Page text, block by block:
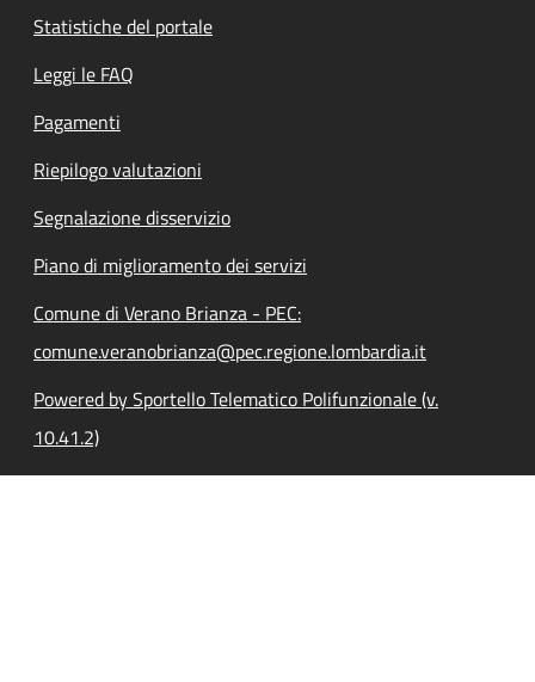
Statistiche del portale
Leggi le FAQ
Pagamenti
Riepilogo valutazioni
Segnalazione disservizio
Piano di miglioramento dei servizi
Comune di Verano Brianza - PEC:
comune.veranobrianza@pec.regione.lombardia.it
Powered by Sportello Telematico Polifunzionale (v.
10.41.2)